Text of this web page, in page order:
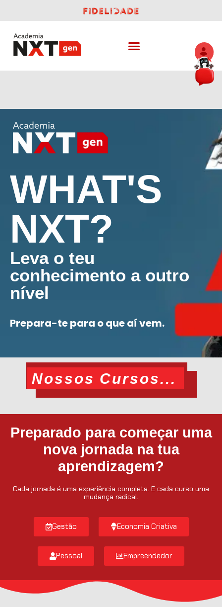
WHAT'S
NXT?
Leva o teu
conhecimento a outro
nível
Prepara-te para o que aí vem.
Nossos Cursos...
Preparado para começar uma
nova jornada na tua
aprendizagem?
Cada jornada é uma experiência completa. E cada curso uma
mudança radical.
Gestão Economia Criativa
Pessoal Empreendedor